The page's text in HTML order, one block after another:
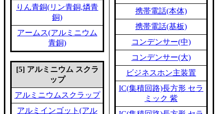
りん青銅(リン青銅,燐青
銅)
アームス(アルミニウム
青銅)
[5] アルミニウム スクラ
ップ
アルミニウムスクラップ
アルミインゴット(アル
携帯電話(本体)
携帯電話(基板)
コンデンサー(中)
コンデンサー(大)
ビジネスホン主装置
IC(集積回路)長方形 セラ
ミック 紫